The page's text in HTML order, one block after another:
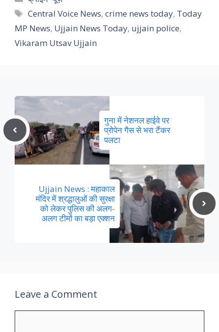
Tags
Central Voice News,crime news today, Today
MP News, Ujjain News Today, ujjain police,
Vikaram Utsav Ujjain
गुना में नेशनल हाईवे पर
प्रोपेन गैस से भरा टैंकर
पलटा
Ujjain News : महाकाल
मंदिर में श्रद्धालुओं की सुरक्षा
को लेकर पुलिस की अलग-
अलग टीमों का बड़ा एक्शन
Leave a Comment